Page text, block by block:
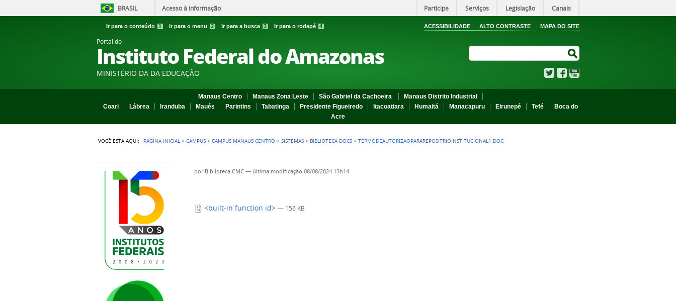
BRASIL Acesso à informação Participe Serviços Legislação Canais
Ir para o conteúdo 1 Ir para o menu 2 Ir para a busca 3 Ir para o rodapé 4 ACESSIBILIDADE ALTO CONTRASTE MAPA DO SITE
Portal do
Instituto Federal do Amazonas
MINISTÉRIO DA DA EDUCAÇÃO TwitterFacebook
Manaus Centro Manaus Zona Leste São Gabriel da Cachoeira
Manaus Distrito Industrial
Coari
Lábrea Iranduba Maués Parintins Tabatinga Presidente Figueiredo Itacoatiara Humaitá Manacapuru Eirunepé Tefé
Boca do
Acre
VOCÊ ESTÁ AQUI: PÁGINA INICIAL >CAMPUS >CAMPUS MANAUS CENTRO >SISTEMAS > BIBLIOTECA DOCS >TERMODEAUTORIZAOPARAREPOSITRIOINSTITUCIONAL1.DOC
por Biblioteca CMC — última modificação 08/08/2024 13h14
<built-in function id>— 156 KB